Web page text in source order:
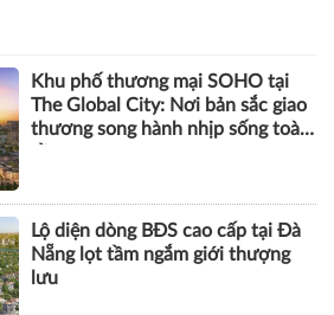
Khu phố thương mại SOHO tại
The Global City: Nơi bản sắc giao
thương song hành nhịp sống toàn
Lộ diện dòng BĐS cao cấp tại Đà
Nẵng lọt tầm ngắm giới thượng
lưu